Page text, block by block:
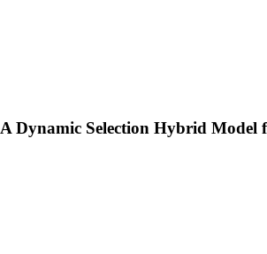
A Dynamic Selection Hybrid